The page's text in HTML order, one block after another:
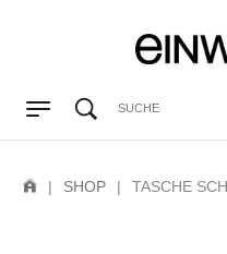
| SHOP | TASCHE